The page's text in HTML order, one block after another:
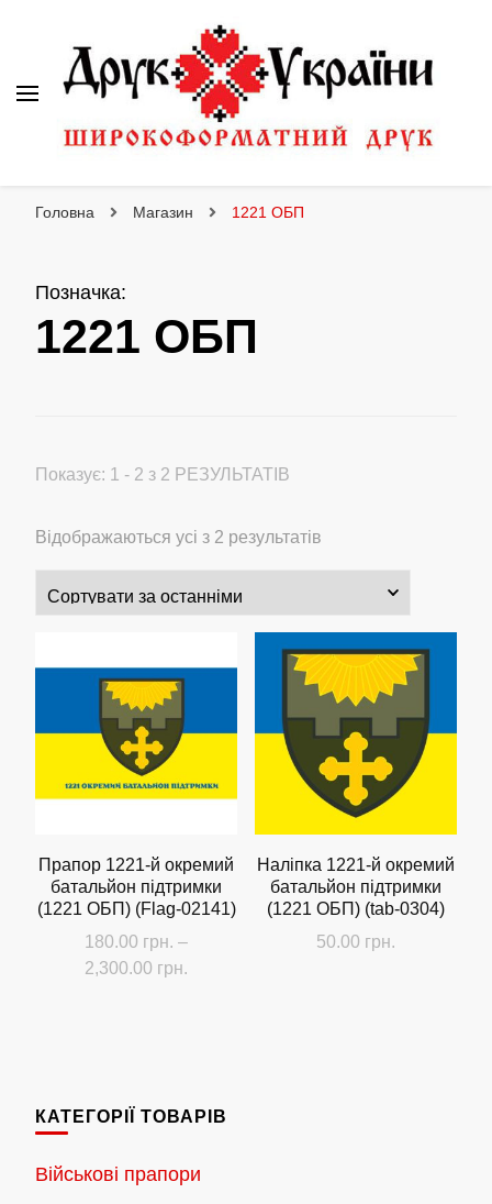
Головна Магазин 1221 ОБП
Позначка:
1221 ОБП
Показує: 1 - 2 з 2 РЕЗУЛЬТАТІВ
Відображаються усі з 2 результатів
за
останнім
Прапор 1221-й окремий
батальйон підтримки
(1221 ОБП) (Flag-02141)
180.00 грн. –
2,300.00 грн.
варіантів.
можна
Наліпка 1221-й окремий
батальйон підтримки
(1221 ОБП) (tab-0304)
50.00 грн.
КАТЕГОРІЇ ТОВАРІВ
Військові прапори